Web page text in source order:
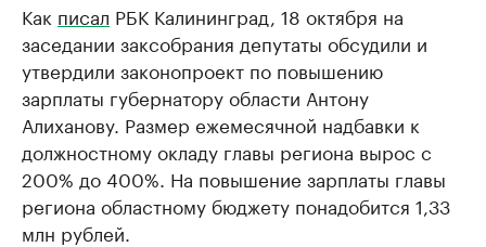
Как писал РБК Калининград, 18 октября на
заседании заксобрания депутаты обсудили и
утвердили законопроект по повышению
зарплаты губернатору области Антону
Алиханову. Размер ежемесячной надбавки к
должностному окладу главы региона вырос с
200% до 400%. На повышение зарплаты главы
региона областному бюджету понадобится 1,33
млн рублей.